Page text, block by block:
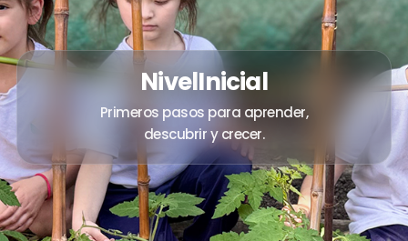
NivelInicial
Primeros pasos para aprender,
descubrir y crecer.